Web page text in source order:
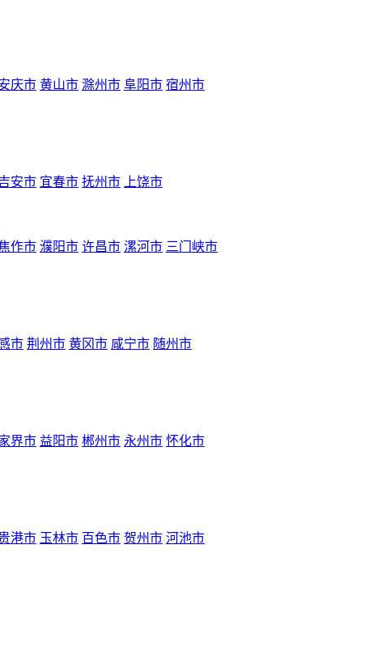
庆市 黄山市 滁州市 阜阳市 宿州市
安市 宜春市 抚州市 上饶市
作市 濮阳市 许昌市 漯河市 三门峡市
市 荆州市 黄冈市 咸宁市 随州市
界市 益阳市 郴州市 永州市 怀化市
港市 玉林市 百色市 贺州市 河池市